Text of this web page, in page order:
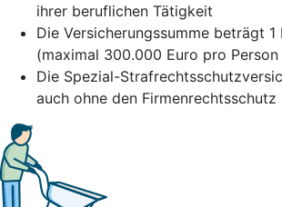
ihrer beruflichen Tätigkeit
Die Versicherungssumme beträgt 1
(maximal 300.000 Euro pro Person
Die Spezial-
auch ohne den Firmenrechtsschutz